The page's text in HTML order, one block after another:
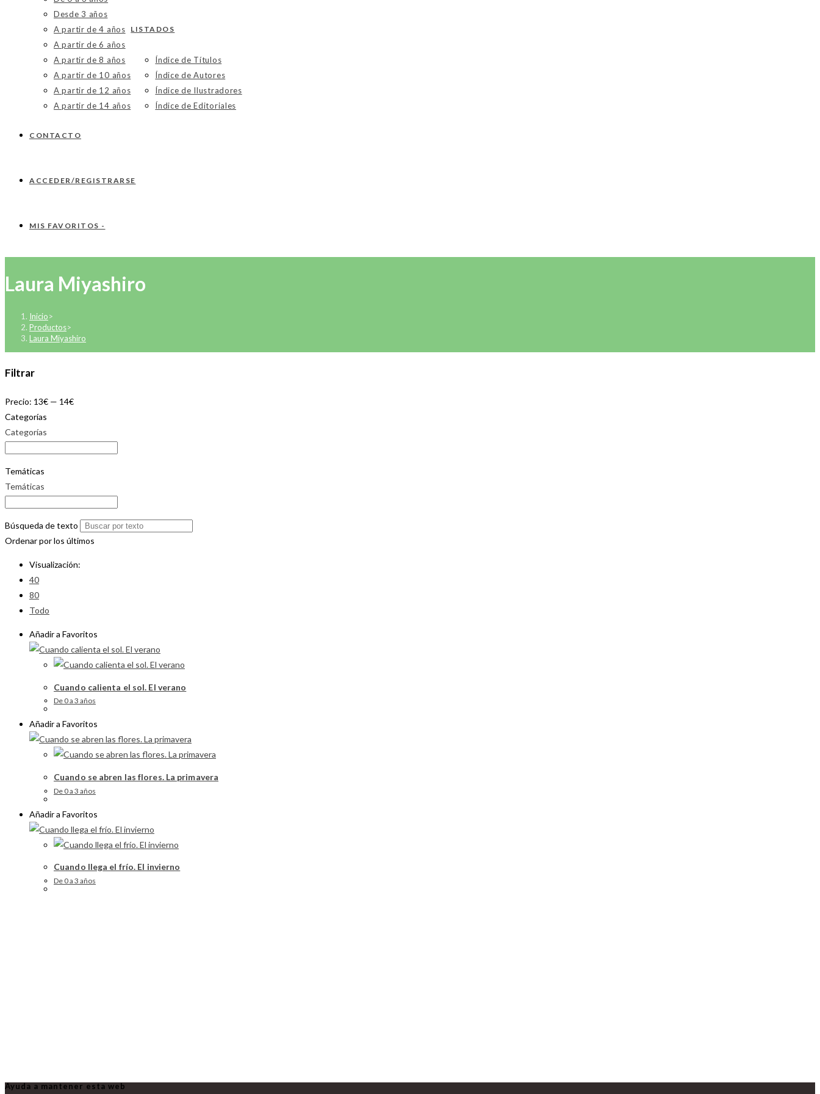
Desde 3 años
A partir de 4 años
A partir de 6 años
A partir de 8 años
A partir de 10 años
A partir de 12 años
A partir de 14 años
LISTADOS
Índice de Títulos
Índice de Autores
Índice de Ilustradores
Índice de Editoriales
CONTACTO
ACCEDER/REGISTRARSE
MIS FAVORITOS -
Laura Miyashiro
Inicio>
Productos>
Laura Miyashiro
Filtrar
Precio: 13€ — 14€
Categorías
Categorías
Temáticas
Temáticas
Búsqueda de texto
Ordenar por los últimos
Visualización:
40
80
Todo
Añadir a Favoritos
Cuando calienta el sol. El verano
De 0 a 3 años
Añadir a Favoritos
Cuando se abren las flores. La primavera
De 0 a 3 años
Añadir a Favoritos
Cuando llega el frío. El invierno
De 0 a 3 años
Ayuda a mantener esta web